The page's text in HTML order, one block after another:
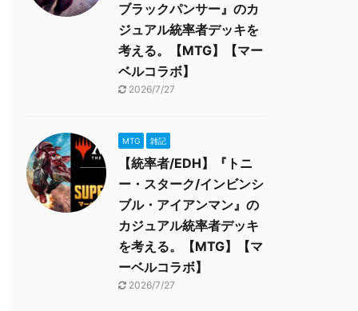
ブラックパンサー』のカ
ジュアル統率者デッキを
考える。【MTG】【マー
ベルコラボ】
2026/7/27
MTG 雑記
【統率者/EDH】『トニ
ー・スターク/インビンシ
ブル・アイアンマン』の
カジュアル統率者デッキ
を考える。【MTG】【マ
ーベルコラボ】
2026/7/27